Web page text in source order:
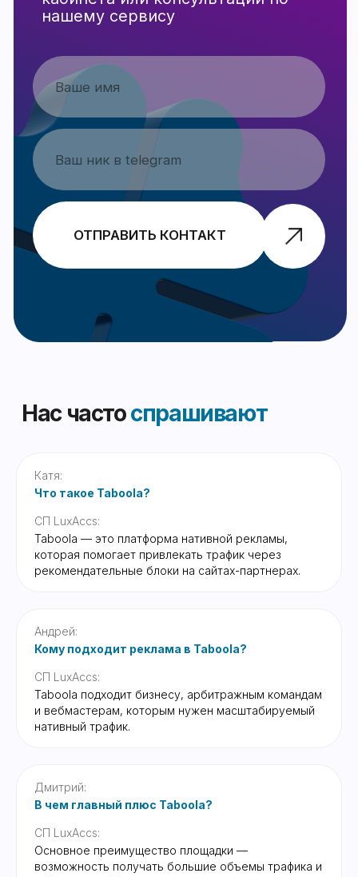
Катя:
Что такое Taboola?
СП LuxAccs:
Taboola — это платформа нативной рекламы,
которая помогает привлекать трафик через
рекомендательные блоки на сайтах-партнерах.
Андрей:
Кому подходит реклама в Taboola?
СП LuxAccs:
Taboola подходит бизнесу, арбитражным командам
и вебмастерам, которым нужен масштабируемый
нативный трафик.
Дмитрий:
В чем главный плюс Taboola?
СП LuxAccs:
Основное преимущество площадки —
возможность получать большие объемы трафика и